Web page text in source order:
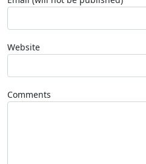
Website
Comments